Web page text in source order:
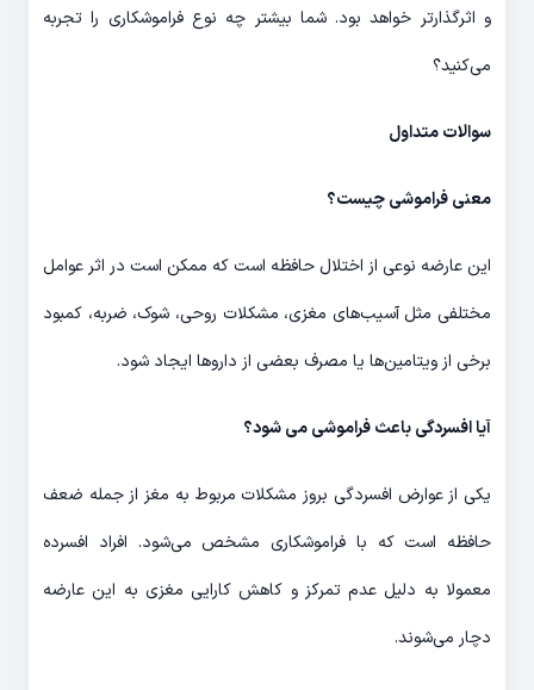
و اثرگذارتر خواهد بود. شما بیشتر چه نوع فراموشکاری را تجربه
می‌کنید؟
سوالات متداول
معنی فراموشی چیست؟
این عارضه نوعی از اختلال حافظه است که ممکن است در اثر عوامل
مختلفی مثل آسیب‌های مغزی، مشکلات روحی، شوک، ضربه، کمبود
برخی از ویتامین‌ها یا مصرف بعضی از داروها ایجاد شود.
آیا افسردگی باعث فراموشی می شود؟
یکی از عوارض افسردگی بروز مشکلات مربوط به مغز از جمله ضعف
حافظه است که با فراموشکاری مشخص می‌شود. افراد افسرده
معمولا به دلیل عدم تمرکز و کاهش کارایی مغزی به این عارضه
دچار می‌شوند.